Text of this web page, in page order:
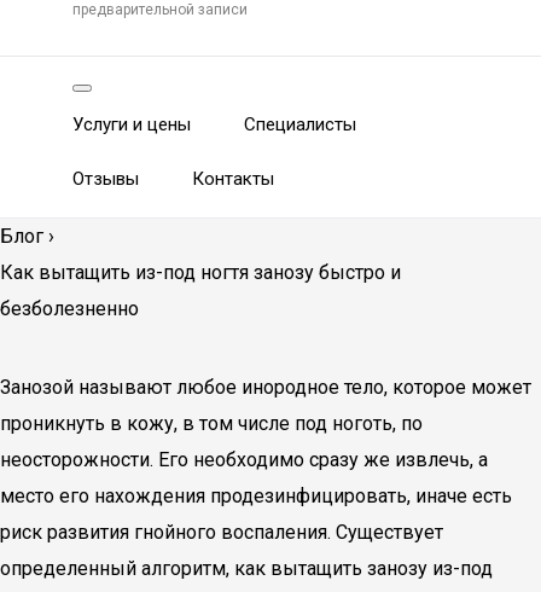
предварительной записи
Услуги и цены Специалисты
Отзывы Контакты
Блог ›
Как вытащить из-под ногтя занозу быстро и
безболезненно
Занозой называют любое инородное тело, которое может
проникнуть в кожу, в том числе под ноготь, по
неосторожности. Его необходимо сразу же извлечь, а
место его нахождения продезинфицировать, иначе есть
риск развития гнойного воспаления. Существует
определенный алгоритм, как вытащить занозу из-под